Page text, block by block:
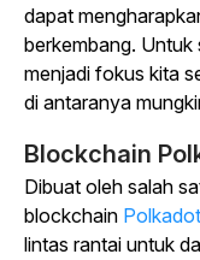
dapat
berkembang. Untuk
menjadi fokus kita
di antaranya
Blockchain
Dibuat oleh salah
blockchain Polkadot
lintas rantai untuk